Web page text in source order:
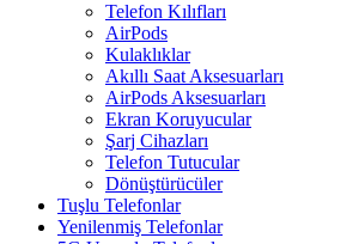
Telefon Kılıfları
AirPods
Kulaklıklar
Akıllı Saat Aksesuarları
AirPods Aksesuarları
Ekran Koruyucular
Şarj Cihazları
Telefon Tutucular
Dönüştürücüler
Tuşlu Telefonlar
Yenilenmiş Telefonlar